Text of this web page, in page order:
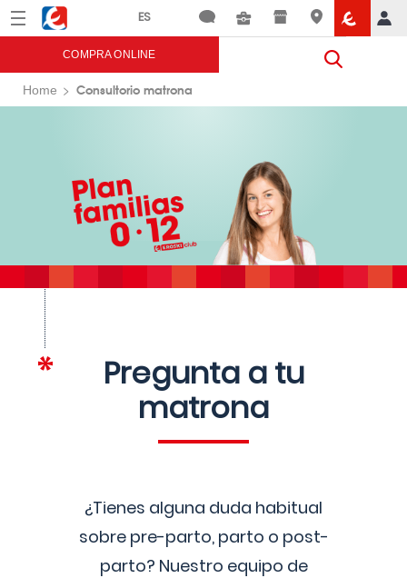
Menú Eroski
COMPRA ONLINE
Home Consultorio matrona
Pregunta a tu
matrona
¿Tienes alguna duda habitual
sobre pre-parto, parto o post-
parto? Nuestro equipo de